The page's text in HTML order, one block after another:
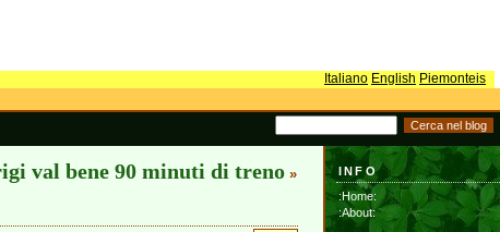
Italiano English Piemonteis
val bene 90 minuti di treno »
INFO
:Home:
:About: